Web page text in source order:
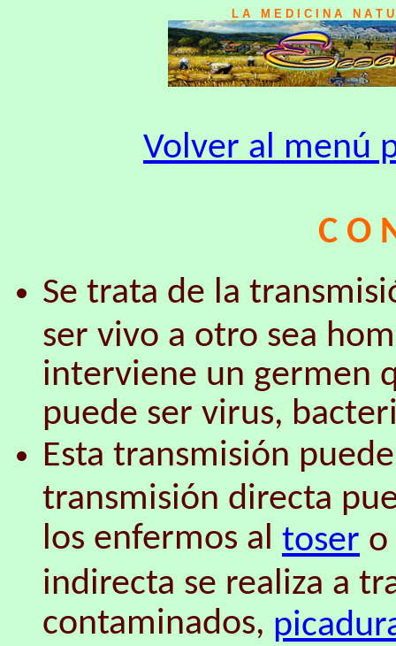
L A M E D I C I N A N A T
Volver al menú
C O
Se trata de la
ser vivo a otro sea
interviene un germen
puede ser virus,
Esta transmisión
transmisión directa
los enfermos al toser o
indirecta se realiza a
contaminados,